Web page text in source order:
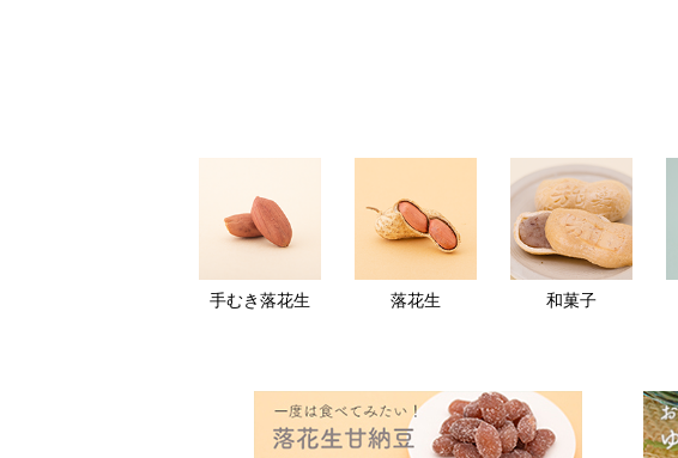
手むき落花生 落花生 和菓子